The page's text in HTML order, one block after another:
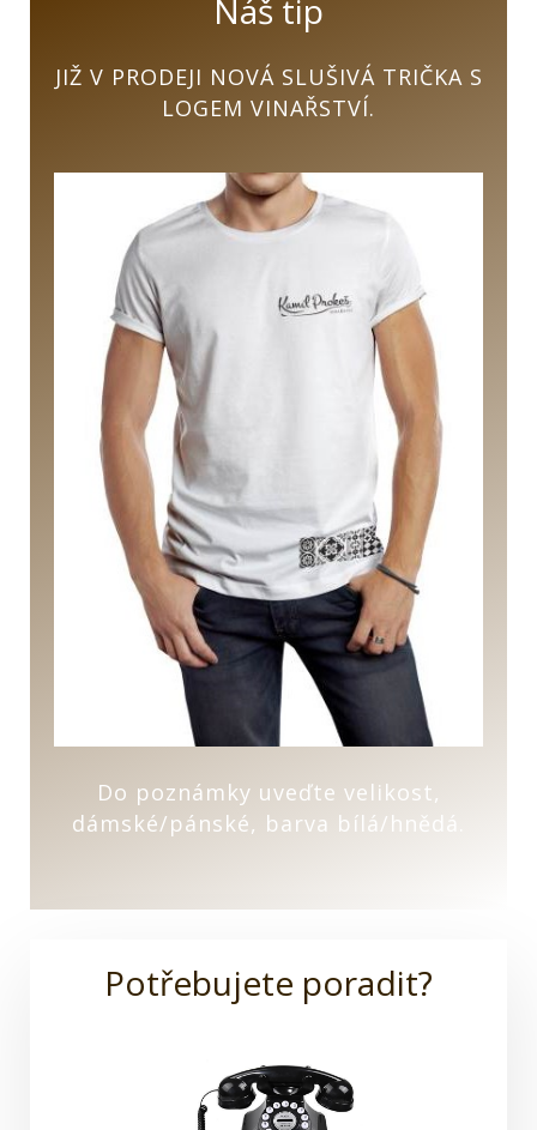
Náš tip
JIŽ V PRODEJI NOVÁ SLUŠIVÁ TRIČKA S
LOGEM VINAŘSTVÍ.
Do poznámky uveďte velikost,
dámské/pánské, barva bílá/hnědá.
Potřebujete poradit?